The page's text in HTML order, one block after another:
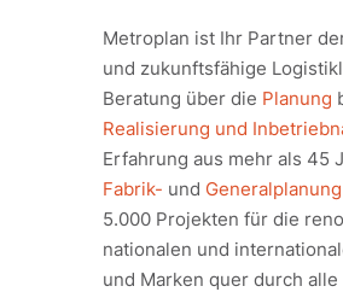
Metroplan ist Ihr Partner
und zukunftsfähige
Beratung über die Planung
Realisierung und
Erfahrung aus mehr als 45
Fabrik- und Generalplanung
5.000 Projekten für die
nationalen und
und Marken quer durch